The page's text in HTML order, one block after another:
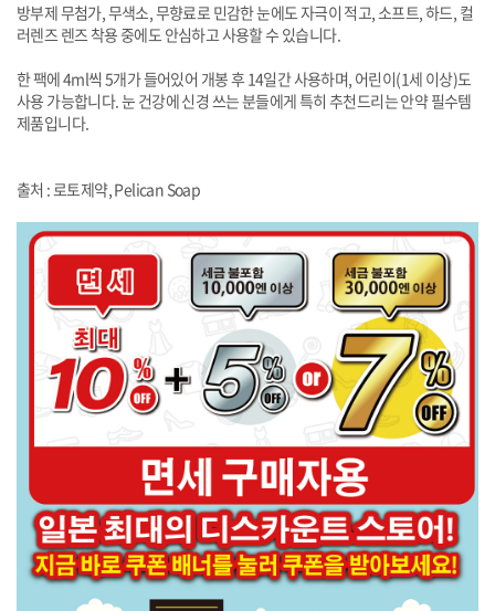
방부제 무첨가, 무색소, 무향료로 민감한 눈에도 자극이 적고, 소프트, 하드, 컬
러렌즈 렌즈 착용 중에도 안심하고 사용할 수 있습니다.
한 팩에 4ml씩 5개가 들어있어 개봉 후 14일간 사용하며, 어린이(1세 이상)도
사용 가능합니다. 눈 건강에 신경 쓰는 분들에게 특히 추천드리는 안약 필수템
제품입니다.
출처 : 로토제약, Pelican Soap